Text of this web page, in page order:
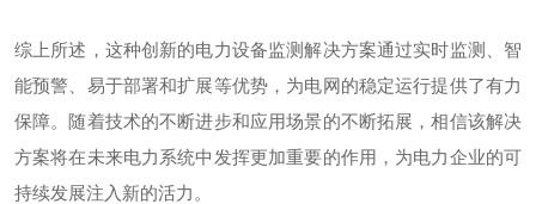
综上所述，这种创新的电力设备监测解决方案通过实时监测、智
能预警、易于部署和扩展等优势，为电网的稳定运行提供了有力
保障。随着技术的不断进步和应用场景的不断拓展，相信该解决
方案将在未来电力系统中发挥更加重要的作用，为电力企业的可
持续发展注入新的活力。